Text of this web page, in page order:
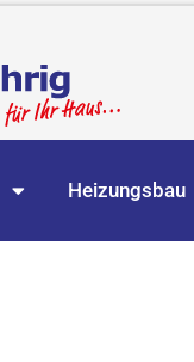
Heizungsbau